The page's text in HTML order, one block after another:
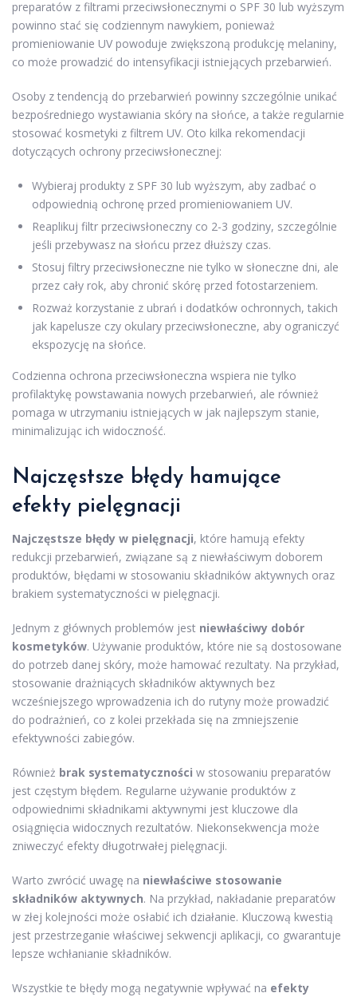
preparatów z filtrami przeciwsłonecznymi o SPF 30 lub wyższym
powinno stać się codziennym nawykiem, ponieważ
promieniowanie UV powoduje zwiększoną produkcję melaniny,
co może prowadzić do intensyfikacji istniejących przebarwień.
Osoby z tendencją do przebarwień powinny szczególnie unikać
bezpośredniego wystawiania skóry na słońce, a także regularnie
stosować kosmetyki z filtrem UV. Oto kilka rekomendacji
dotyczących ochrony przeciwsłonecznej:
Wybieraj produkty z SPF 30 lub wyższym, aby zadbać o
odpowiednią ochronę przed promieniowaniem UV.
Reaplikuj filtr przeciwsłoneczny co 2-3 godziny, szczególnie
jeśli przebywasz na słońcu przez dłuższy czas.
Stosuj filtry przeciwsłoneczne nie tylko w słoneczne dni, ale
przez cały rok, aby chronić skórę przed fotostarzeniem.
Rozważ korzystanie z ubrań i dodatków ochronnych, takich
jak kapelusze czy okulary przeciwsłoneczne, aby ograniczyć
ekspozycję na słońce.
Codzienna ochrona przeciwsłoneczna wspiera nie tylko
profilaktykę powstawania nowych przebarwień, ale również
pomaga w utrzymaniu istniejących w jak najlepszym stanie,
minimalizując ich widoczność.
Najczęstsze błędy hamujące
efekty pielęgnacji
Najczęstsze błędy w pielęgnacji, które hamują efekty
redukcji przebarwień, związane są z niewłaściwym doborem
produktów, błędami w stosowaniu składników aktywnych oraz
brakiem systematyczności w pielęgnacji.
Jednym z głównych problemów jest niewłaściwy dobór
kosmetyków. Używanie produktów, które nie są dostosowane
do potrzeb danej skóry, może hamować rezultaty. Na przykład,
stosowanie drażniących składników aktywnych bez
wcześniejszego wprowadzenia ich do rutyny może prowadzić
do podrażnień, co z kolei przekłada się na zmniejszenie
efektywności zabiegów.
Również brak systematyczności w stosowaniu preparatów
jest częstym błędem. Regularne używanie produktów z
odpowiednimi składnikami aktywnymi jest kluczowe dla
osiągnięcia widocznych rezultatów. Niekonsekwencja może
zniweczyć efekty długotrwałej pielęgnacji.
Warto zwrócić uwagę na niewłaściwe stosowanie
składników aktywnych. Na przykład, nakładanie preparatów
w złej kolejności może osłabić ich działanie. Kluczową kwestią
jest przestrzeganie właściwej sekwencji aplikacji, co gwarantuje
lepsze wchłanianie składników.
Wszystkie te błędy mogą negatywnie wpływać na efekty